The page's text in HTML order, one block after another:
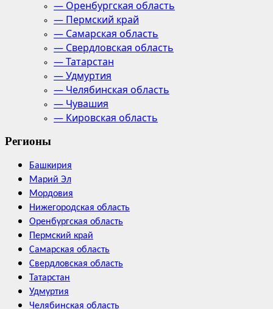
— Оренбургская область
— Пермский край
— Самарская область
— Свердловская область
— Татарстан
— Удмуртия
— Челябинская область
— Чувашия
— Кировская область
Регионы
Башкирия
Марий Эл
Мордовия
Нижегородская область
Оренбургская область
Пермский край
Самарская область
Свердловская область
Татарстан
Удмуртия
Челябинская область